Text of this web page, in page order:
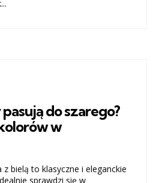
do szarego?
w
z bielą to klasyczne i eleganckie
sprawdzi się w